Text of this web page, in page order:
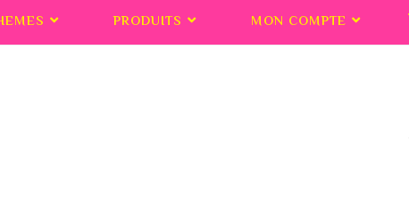
PRODUITS MON COMPTE